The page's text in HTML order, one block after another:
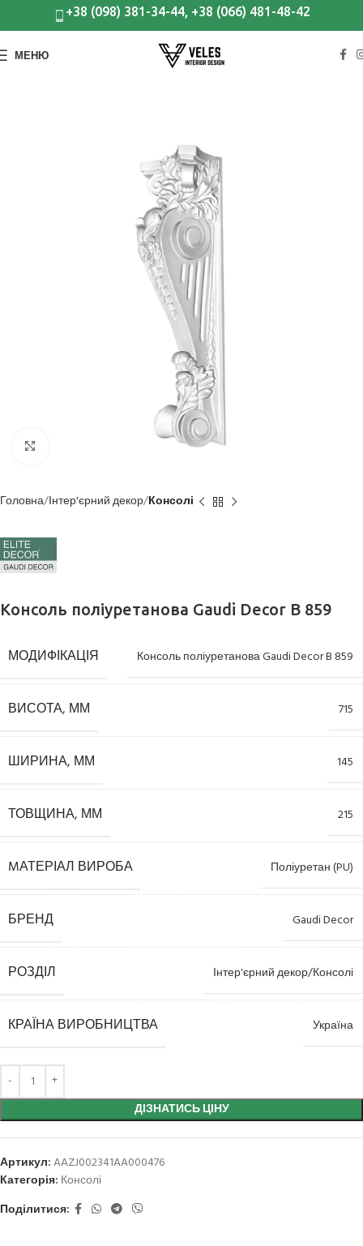
+38 (098) 381-34-44, +38 (066) 481-48-42
МЕНЮ
Клацніть, щоб збільшити
Головна Інтер'єрний декор Консолі
Консоль поліуретанова Gaudi Decor B 859
МОДИФІКАЦІЯ Консоль поліуретанова Gaudi Decor B 859
ВИСОТА, ММ 715
ШИРИНА, ММ 145
ТОВЩИНА, ММ 215
MАТЕРІАЛ ВИРОБА Поліуретан (PU)
БРЕНД Gaudi Decor
РОЗДІЛ Інтер'єрний декор/Консолі
КРАЇНА ВИРОБНИЦТВА Україна
ДІЗНАТИСЬ ЦІНУ
Артикул:AAZJ002341AA000476
Категорія: Консолі
Поділитися: